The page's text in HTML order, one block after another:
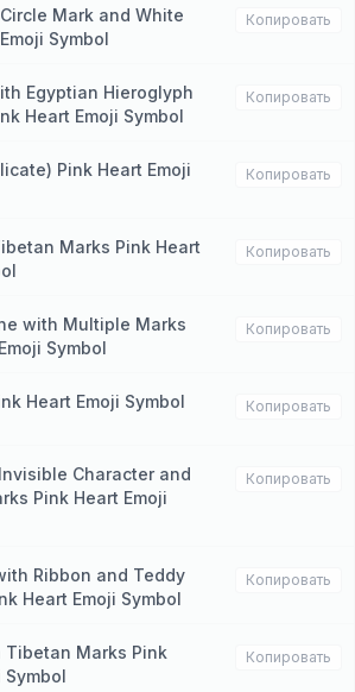
Mark and White
Symbol
Копировать
Egyptian Hieroglyph
Heart Emoji Symbol
Копировать
Pink Heart Emoji
Копировать
Marks Pink Heart
Копировать
with Multiple Marks
Symbol
Копировать
Heart Emoji Symbol Копировать
Character and
Pink Heart Emoji
Копировать
Ribbon and Teddy
Heart Emoji Symbol
Копировать
Tibetan Marks Pink
Symbol
Копировать